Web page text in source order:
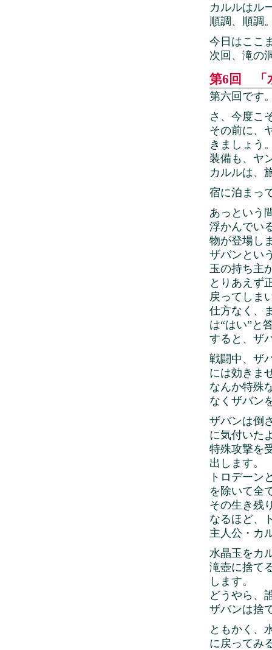
カルルはル
順調、順調
今日はここ
次回、滝の
第6回 「
第六回です
さ、今度こ
その前に、
きましょう
装備も、ヤ
カルルは、
宿に泊まっ
あっという
浮かんでい
物が登場し
ザバンとい
玉の持ち主
とりあえず
戻ってしま
仕方なく、
は“はい”と
すると、ザ
戦闘中、ザ
には効きま
なんか特殊
なくザバン
ザバンは倒
に気付いた
特殊攻撃を
出します。
トロデーン
を除いて全
その生き残
なるほど、
主人公・カ
水晶玉をカ
滝壺に捨て
します。
どうやら、
ザバンは捨
ともかく、
に戻ってみ